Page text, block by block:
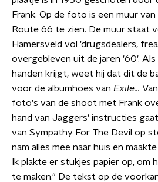
Frank. Op de foto is een muur
Route 66 te zien. De muur staat
Hamersveld vol 'drugsdealers,
overgebleven uit de jaren '60'.
handen krijgt, weet hij dat dit de
voor de albumhoes van Exile...
foto's van de shoot met Frank
hand van Jaggers' instructies
van Sympathy For The Devil op
nam alles mee naar huis en
Ik plakte er stukjes papier op, om
te maken." De tekst op de